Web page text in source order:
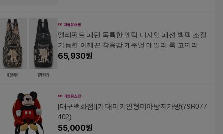
엘리펀트 패턴 독특한 엔틱 디자인 패션 백팩 조절
가능한 어깨끈 착용감 캐주얼 데일리 룩 코끼리
65,930원
[대구백화점][기타]미키인형미아방지가방(79R077
402)
55,000원